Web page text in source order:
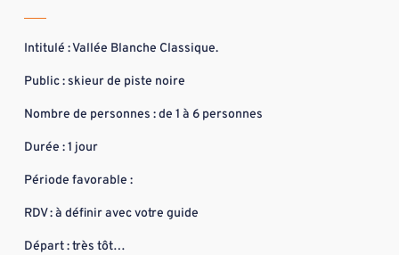
Intitulé : Vallée Blanche Classique.
Public : skieur de piste noire
Nombre de personnes : de 1 à 6 personnes
Durée : 1 jour
Période favorable :
RDV : à définir avec votre guide
Départ : très tôt…